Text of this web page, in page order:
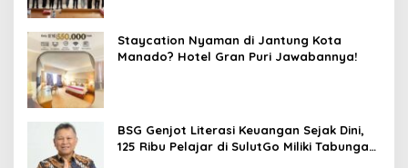
Staycation Nyaman di Jantung Kota
Manado? Hotel Gran Puri Jawabannya!
BSG Genjot Literasi Keuangan Sejak Dini,
125 Ribu Pelajar di SulutGo Miliki Tabungan